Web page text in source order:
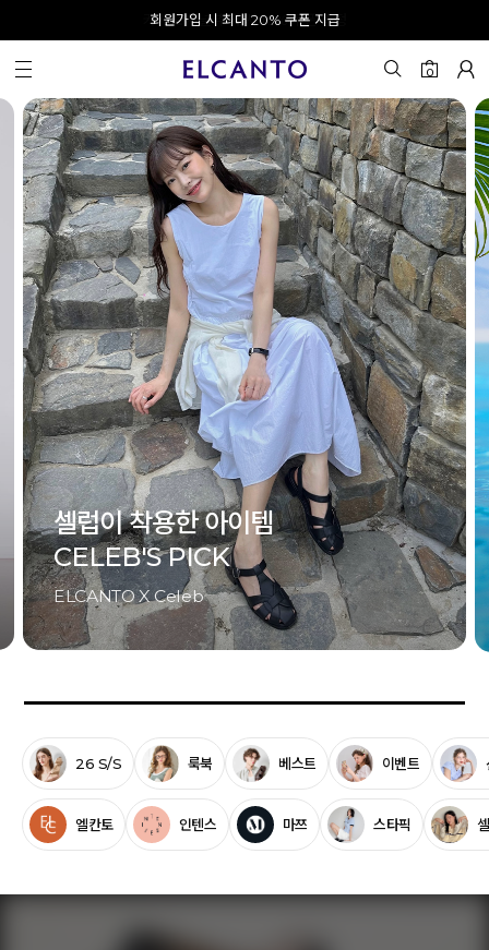
오전 10시 이전 결제 완료 시 오늘 출발!
회원가입 시 최대 20% 쿠폰 지급
카카오 채널 추가 시 10% 쿠폰 증정
0
셀럽이 착용한 아이템
CELEB'S PICK
ELCANTO X Celeb
26 S/S 룩북 베스트 이벤트
엘칸토 인텐스 마쯔 스타픽